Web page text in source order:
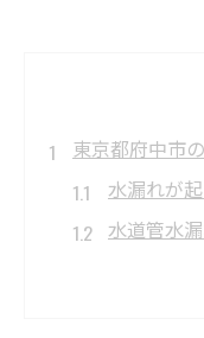
東京都府中市
水漏れが
水道管水
老朽化に